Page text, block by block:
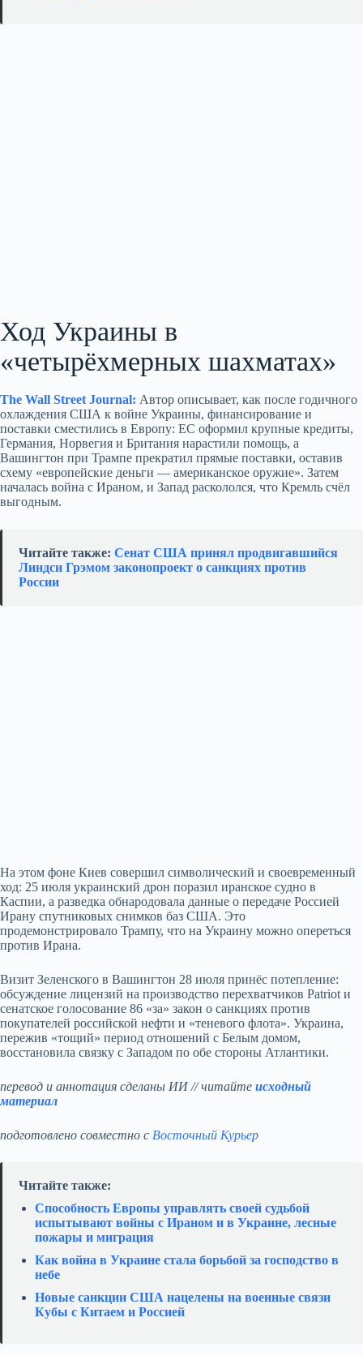
Ход Украины в
«четырёхмерных шахматах»
The Wall Street Journal: Автор описывает, как после годичного
охлаждения США к войне Украины, финансирование и
поставки сместились в Европу: ЕС оформил крупные кредиты,
Германия, Норвегия и Британия нарастили помощь, а
Вашингтон при Трампе прекратил прямые поставки, оставив
схему «европейские деньги — американское оружие». Затем
началась война с Ираном, и Запад раскололся, что Кремль счёл
выгодным.
Читайте также: Сенат США принял продвигавшийся
Линдси Грэмом законопроект о санкциях против
России
На этом фоне Киев совершил символический и своевременный
ход: 25 июля украинский дрон поразил иранское судно в
Каспии, а разведка обнародовала данные о передаче Россией
Ирану спутниковых снимков баз США. Это
продемонстрировало Трампу, что на Украину можно опереться
против Ирана.
Визит Зеленского в Вашингтон 28 июля принёс потепление:
обсуждение лицензий на производство перехватчиков Patriot и
сенатское голосование 86 «за» закон о санкциях против
покупателей российской нефти и «теневого флота». Украина,
пережив «тощий» период отношений с Белым домом,
восстановила связку с Западом по обе стороны Атлантики.
перевод и аннотация сделаны ИИ // читайте исходный
материал
подготовлено совместно с Восточный Курьер
Читайте также:
Способность Европы управлять своей судьбой
испытывают войны с Ираном и в Украине, лесные
пожары и миграция
Как война в Украине стала борьбой за господство в
небе
Новые санкции США нацелены на военные связи
Кубы с Китаем и Россией